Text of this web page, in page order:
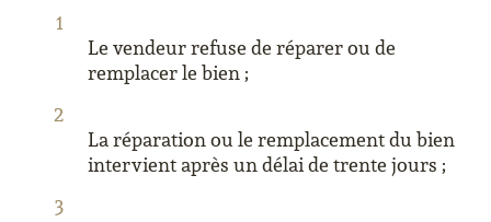
Le vendeur refuse de réparer ou de
remplacer le bien ;
La réparation ou le remplacement du bien
intervient après un délai de trente jours ;